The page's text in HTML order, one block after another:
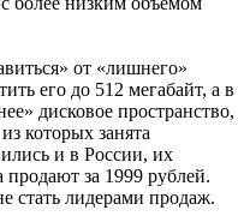
от «лишнего»
его до 512 мегабайт, а в
дисковое пространство,
которых занята
и в России, их
за 1999 рублей.
стать лидерами продаж.